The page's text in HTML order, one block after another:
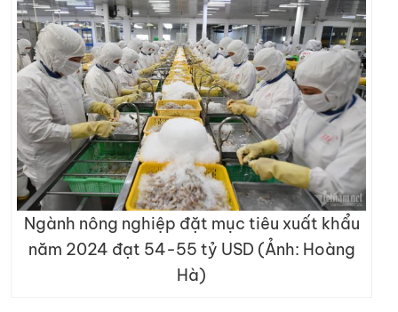
Ngành nông nghiệp đặt mục tiêu xuất khẩu
năm 2024 đạt 54-55 tỷ USD (Ảnh: Hoàng
Hà)